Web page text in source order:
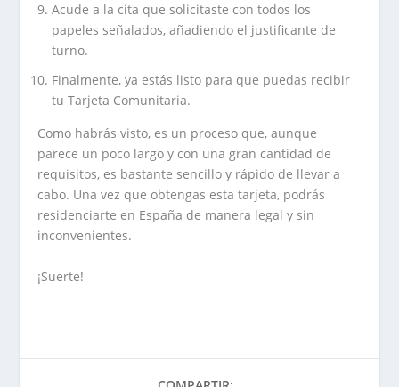
Acude a la cita que solicitaste con todos los
papeles señalados, añadiendo el justificante de
turno.
Finalmente, ya estás listo para que puedas recibir
tu Tarjeta Comunitaria.
Como habrás visto, es un proceso que, aunque
parece un poco largo y con una gran cantidad de
requisitos, es bastante sencillo y rápido de llevar a
cabo. Una vez que obtengas esta tarjeta, podrás
residenciarte en España de manera legal y sin
inconvenientes.
¡Suerte!